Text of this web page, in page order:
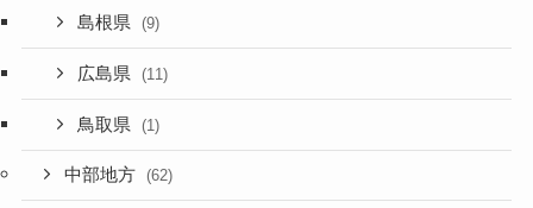
島根県 (9)
広島県 (11)
鳥取県 (1)
中部地方 (62)